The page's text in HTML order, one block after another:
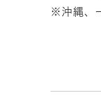
※沖縄、